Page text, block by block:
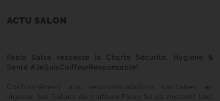
ACTU SALON
Fabio Salsa
respecte la Charte Sécurité, Hygiène &
Santé # JeSuisCoiffeurResponsable
Conformément aux recommandations sanitaires en
vigueur, les Salons de coiffure Fabio Salsa mettent tout